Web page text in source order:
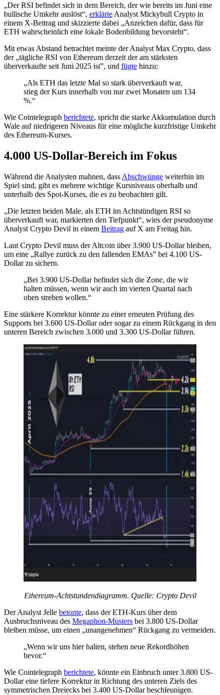
„Der RSI befindet sich in dem Bereich, der wie bereits im Juni eine
bullische Umkehr auslöst“, erklärte Analyst Mickybull Crypto in
einem X-Beitrag und skizzierte dabei „Anzeichen dafür, dass für
ETH wahrscheinlich eine lokale Bodenbildung bevorsteht“.
Mit etwas Abstand betrachtet meinte der Analyst Max Crypto, dass
der „tägliche RSI von Ethereum derzeit der am stärksten
überverkaufte seit Juni 2025 ist”, und fügte hinzu:
„Als ETH das letzte Mal so stark überverkauft war,
stieg der Kurs innerhalb von nur zwei Monaten um 134
%.“
Wie Cointelegraph berichtete, spricht die starke Akkumulation durch
Wale auf niedrigeren Niveaus für eine mögliche kurzfristige Umkehr
des Ethereum-Kurses.
4.000 US-Dollar-Bereich im Fokus
Während die Analysten mahnen, dass Abschwünge weiterhin im
Spiel sind, gibt es mehrere wichtige Kursniveaus oberhalb und
unterhalb des Spot-Kurses, die es zu beobachten gilt.
„Die letzten beiden Male, als ETH im Achtstündigen RSI so
überverkauft war, markierten den Tiefpunkt“, wies der pseudonyme
Analyst Crypto Devil in einem Beitrag auf X am Freitag hin.
Laut Crypto Devil muss der Altcoin über 3.900 US-Dollar bleiben,
um eine „Rallye zurück zu den fallenden EMAs” bei 4.100 US-
Dollar zu sichern.
„Bei 3.900 US-Dollar befindet sich die Zone, die wir
halten müssen, wenn wir auch im vierten Quartal nach
oben streben wollen.“
Eine stärkere Korrektur könnte zu einer erneuten Prüfung des
Supports bei 3.600 US-Dollar oder sogar zu einem Rückgang in den
unteren Bereich zwischen 3.000 und 3.300 US-Dollar führen.
Ethereum-Achtstundendiagramm. Quelle: Crypto Devil
Der Analyst Jelle betonte, dass der ETH-Kurs über dem
Ausbruchsniveau des Megaphon-Musters bei 3.800 US-Dollar
bleiben müsse, um einen „unangenehmen“ Rückgang zu vermeiden.
„Wenn wir uns hier halten, stehen neue Rekordhöhen
bevor.“
Wie Cointelegraph berichtete, könnte ein Einbruch unter 3.800 US-
Dollar eine tiefere Korrektur in Richtung des unteren Ziels des
symmetrischen Dreiecks bei 3.400 US-Dollar beschleunigen.